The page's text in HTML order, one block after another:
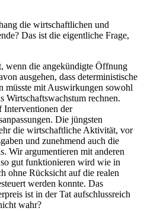
die wirtschaftlichen und
Das ist die eigentliche Frage,
wenn die angekündigte Öffnung
ausgehen, dass deterministische
müsste mit Auswirkungen sowohl
Wirtschaftswachstum rechnen.
Interventionen der
Die jüngsten
die wirtschaftliche Aktivität, vor
und zunehmend auch die
Wir argumentieren mit anderen
gut funktionieren wird wie in
ohne Rücksicht auf die realen
werden konnte. Das
ist in der Tat aufschlussreich
wahr?